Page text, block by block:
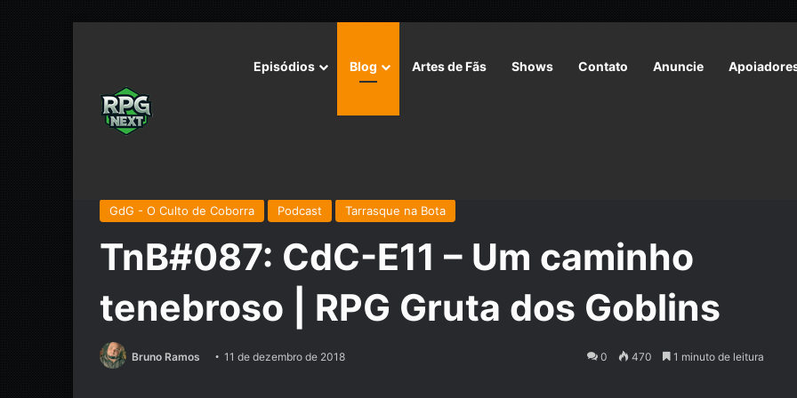
Episódios Blog Artes de Fãs Shows Contato Anuncie
GdG - O Culto de Coborra Podcast Tarrasque na Bota
TnB#087: CdC-E11 – Um caminho
tenebroso | RPG Gruta dos Goblins
Bruno Ramos 11 de dezembro de 2018 0 470 1 minuto de leitura